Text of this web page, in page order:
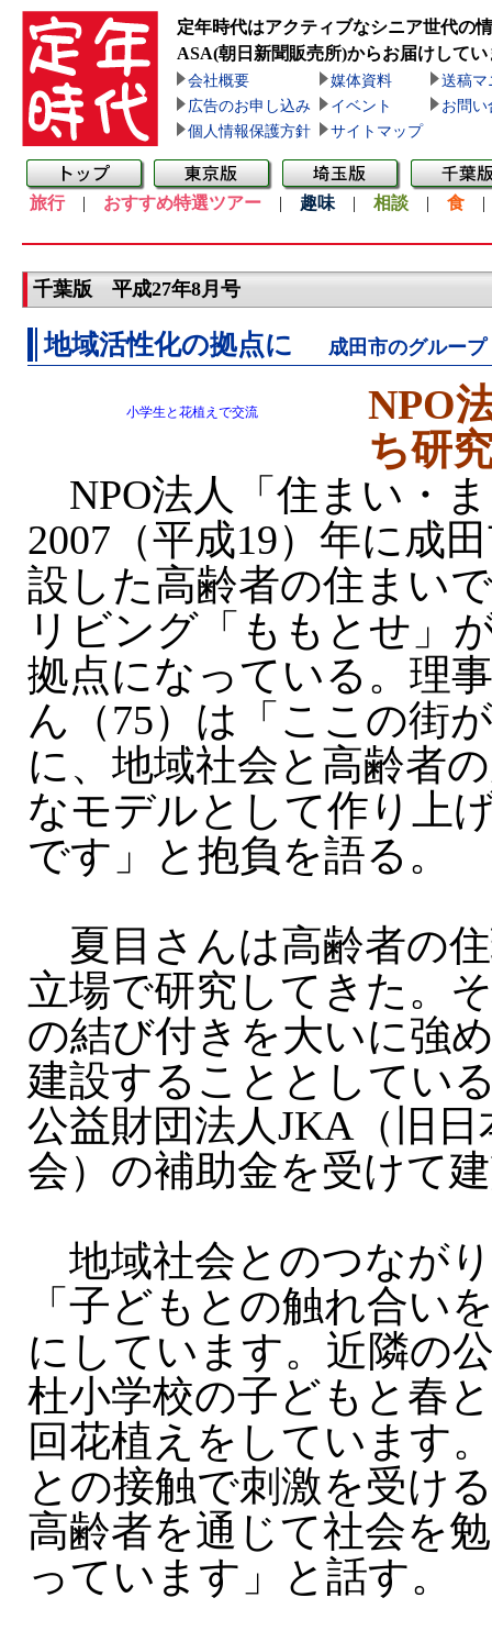
定年時代はアクティブなシニア世代の
ASA(朝日新聞販売所)からお届けしてい
会社概要 媒体資料
送稿マ
広告のお申し込み
イベント
お問い
個人情報保護方針
サイトマップ
旅行| おすすめ特選ツアー | 趣味 | 相談 | 食
千葉版 平成27年8月号
地域活性化の拠点に 成田市のグルー
小学生と花植えで交流
NPO
ち研
NPO法人「住まい・
2007（平成19）年に成
設した高齢者の住まい
リビング「ももとせ」
拠点になっている。理
ん（75）は「ここの街
に、地域社会と高齢者
なモデルとして作り上
です」と抱負を語る。
夏目さんは高齢者の
立場で研究してきた。
の結び付きを大いに強
建設することとしてい
公益財団法人JKA（旧
会）の補助金を受けて
地域社会とのつなが
「子どもとの触れ合い
にしています。近隣の
杜小学校の子どもと春
回花植えをしています
との接触で刺激を受け
高齢者を通じて社会を
っています」と話す。